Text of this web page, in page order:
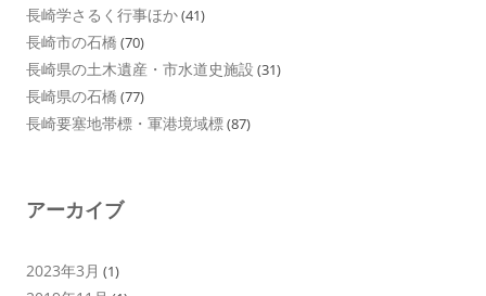
長崎学さるく行事ほか(41)
長崎市の石橋 (70)
長崎県の土木遺産・市水道史施設 (31)
長崎県の石橋 (77)
長崎要塞地帯標・軍港境域標(87)
アーカイブ
2023年3月 (1)